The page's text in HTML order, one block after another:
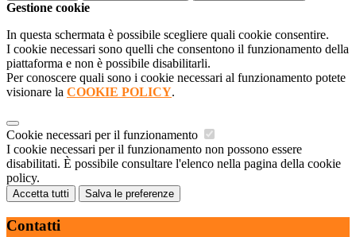
Gestione cookie
In questa schermata è possibile scegliere quali cookie consentire.
I cookie necessari sono quelli che consentono il funzionamento della
piattaforma e non è possibile disabilitarli.
Per conoscere quali sono i cookie necessari al funzionamento potete
visionare la COOKIE POLICY.
Cookie necessari per il funzionamento
I cookie necessari per il funzionamento non possono essere
disabilitati. È possibile consultare l'elenco nella pagina della cookie
policy.
Accetta tutti Salva le preferenze
Contatti